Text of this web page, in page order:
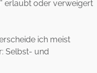
erlaubt oder verweigert
ich meist
Selbst- und